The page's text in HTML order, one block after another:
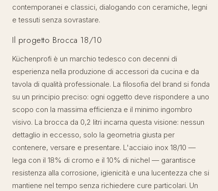
contemporanei e classici, dialogando con ceramiche, legni
e tessuti senza sovrastare.
Il progetto Brocca 18/10
Küchenprofi è un marchio tedesco con decenni di
esperienza nella produzione di accessori da cucina e da
tavola di qualità professionale. La filosofia del brand si fonda
su un principio preciso: ogni oggetto deve rispondere a uno
scopo con la massima efficienza e il minimo ingombro
visivo. La brocca da 0,2 litri incarna questa visione: nessun
dettaglio in eccesso, solo la geometria giusta per
contenere, versare e presentare. L'acciaio inox 18/10 —
lega con il 18% di cromo e il 10% di nichel — garantisce
resistenza alla corrosione, igienicità e una lucentezza che si
mantiene nel tempo senza richiedere cure particolari. Un